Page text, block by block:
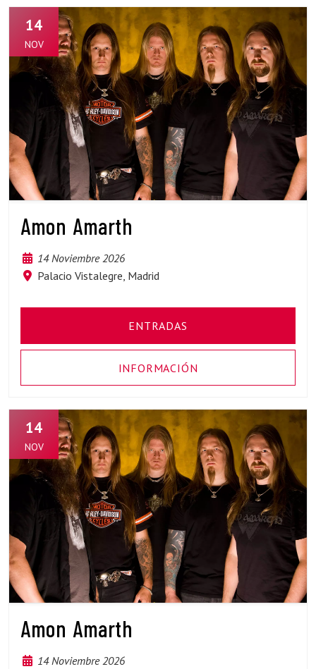
14
NOV
Amon Amarth
14 Noviembre 2026
Palacio Vistalegre, Madrid
ENTRADAS
INFORMACIÓN
14
NOV
Amon Amarth
14 Noviembre 2026